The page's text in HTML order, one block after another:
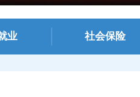
业 社会保险